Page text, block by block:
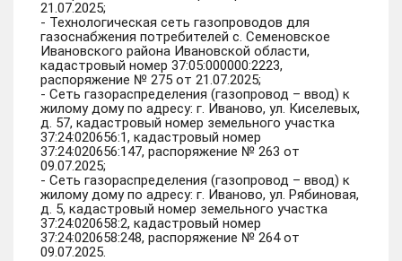
21.07.2025;
- Технологическая сеть газопроводов для
газоснабжения потребителей с. Семеновское
Ивановского района Ивановской области,
кадастровый номер 37:05:000000:2223,
распоряжение № 275 от 21.07.2025;
- Сеть газораспределения (газопровод – ввод) к
жилому дому по адресу: г. Иваново, ул. Киселевых,
д. 57, кадастровый номер земельного участка
37:24:020656:1, кадастровый номер
37:24:020656:147, распоряжение № 263 от
09.07.2025;
- Сеть газораспределения (газопровод – ввод) к
жилому дому по адресу: г. Иваново, ул. Рябиновая,
д. 5, кадастровый номер земельного участка
37:24:020658:2, кадастровый номер
37:24:020658:248, распоряжение № 264 от
09.07.2025.